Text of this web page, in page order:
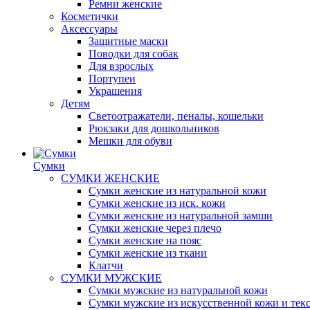
Ремни женские
Косметички
Аксессуары
Защитные маски
Поводки для собак
Для взрослых
Портупеи
Украшения
Детям
Светоотражатели, пеналы, кошельки
Рюкзаки для дошкольников
Мешки для обуви
Сумки
СУМКИ ЖЕНСКИЕ
Сумки женские из натуральной кожи
Сумки женские из иск. кожи
Сумки женские из натуральной замши
Сумки женские через плечо
Сумки женские на пояс
Сумки женские из ткани
Клатчи
СУМКИ МУЖСКИЕ
Сумки мужские из натуральной кожи
Сумки мужские из искусственной кожи и